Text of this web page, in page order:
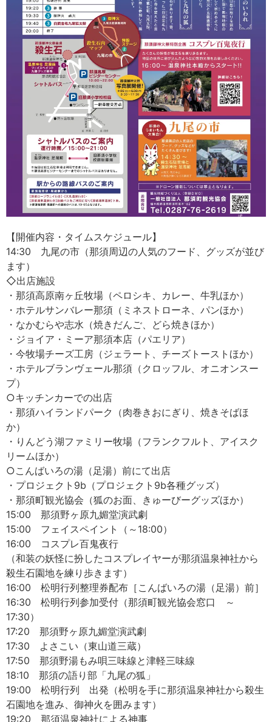
【開催内容・タイムスケジュール】
14:30 九尾の市（那須周辺の人気のフード、グッズが並び
ます）
◇出店施設
・那須高原南ヶ丘牧場（ペロシキ、カレー、牛乳ほか）
・ホテルサンバレー那須（ミネストローネ、パンほか）
・なかむらや志水（焼きだんご、どら焼きほか）
・ジョイア・ミーア那須本店（パエリア）
・今牧場チーズ工房（ジェラート、チーズトーストほか）
・ホテルブランヴェール那須（クロッフル、オニオンスー
プ）
○キッチンカーでの出店
・那須ハイランドパーク（肉巻きおにぎり、焼きそばほ
か）
・りんどう湖ファミリー牧場（フランクフルト、アイスク
リームほか）
○こんばいろの湯（足湯）前にて出店
・プロジェクト9b（プロジェクト9b各種グッズ）
・那須町観光協会（狐のお面、きゅーびーグッズほか）
15:00 那須野ヶ原九媚堂演武劇
15:00 フェイスペイント（～18:00）
16:00 コスプレ百鬼夜行
（和装の妖怪に扮したコスプレイヤーが那須温泉神社から
殺生石園地を練り歩きます）
16:00 松明行列整理券配布［こんばいろの湯（足湯）前］
16:30 松明行列参加受付（那須町観光協会窓口 ～
17:30）
17:20 那須野ヶ原九媚堂演武劇
17:30 よさこい（東山道三蔵）
17:50 那須野湯もみ唄三味線と津軽三味線
18:10 那須の語り部「九尾の狐」
19:00 松明行列 出発（松明を手に那須温泉神社から殺生
石園地を進み、御神火を囲みます）
19:20 那須温泉神社による神事